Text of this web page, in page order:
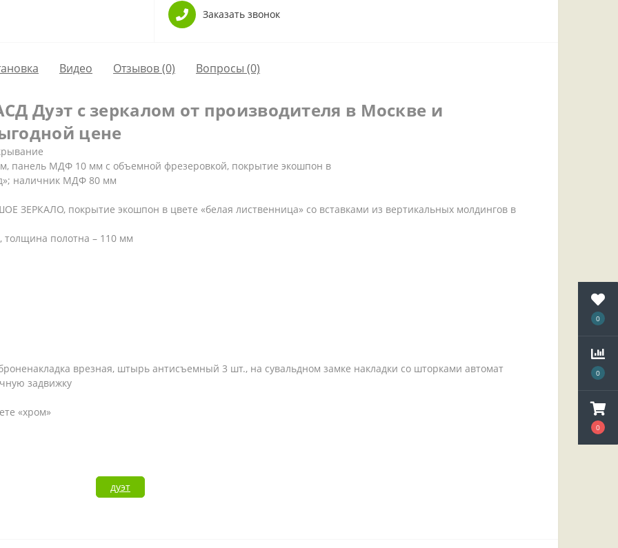
0
0
0
Заказать звонок
Видео Отзывов (0) Вопросы (0)
Дуэт с зеркалом от производителя в Москве и
цене
панель МДФ 10 мм с объемной фрезеровкой, покрытие экошпон в
наличник МДФ 80 мм
ЗЕРКАЛО, покрытие экошпон в цвете «белая лиственница» со вставками из вертикальных молдингов в
толщина полотна – 110 мм
врезная, штырь антисъемный 3 шт., на сувальдном замке накладки со шторками автомат
задвижку
«хром»
дуэт